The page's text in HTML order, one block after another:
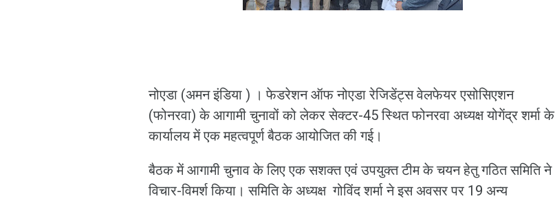
नोएडा (अमन इंडिया ) । फेडरेशन ऑफ नोएडा रेजिडेंट्स वेलफेयर एसोसिएशन
(फोनरवा) के आगामी चुनावों को लेकर सेक्टर-45 स्थित फोनरवा अध्यक्ष योगेंद्र शर्मा के
कार्यालय में एक महत्वपूर्ण बैठक आयोजित की गई।
बैठक में आगामी चुनाव के लिए एक सशक्त एवं उपयुक्त टीम के चयन हेतु गठित समिति ने
विचार-विमर्श किया। समिति के अध्यक्ष गोविंद शर्मा ने इस अवसर पर 19 अन्य